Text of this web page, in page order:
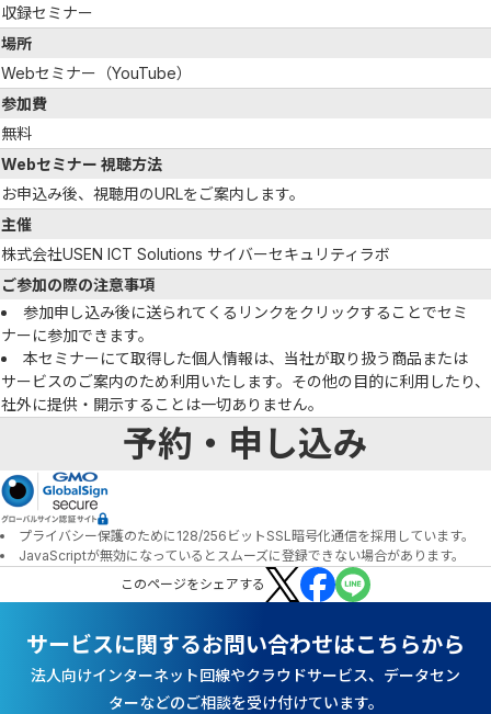
収録セミナー
場所
Webセミナー（YouTube）
参加費
無料
Webセミナー 視聴方法
お申込み後、視聴用のURLをご案内します。
主催
株式会社USEN ICT Solutions サイバーセキュリティラボ
ご参加の際の注意事項
参加申し込み後に送られてくるリンクをクリックすることでセミ
ナーに参加できます。
本セミナーにて取得した個人情報は、当社が取り扱う商品または
サービスのご案内のため利用いたします。その他の目的に利用したり、
社外に提供・開示することは一切ありません。
予約・申し込み
プライバシー保護のために128/256ビットSSL暗号化通信を採用しています。
JavaScriptが無効になっているとスムーズに登録できない場合があります。
このページをシェアする
サービスに関するお問い合わせはこちらから
法人向けインターネット回線やクラウドサービス、データセン
ターなどのご相談を受け付けています。